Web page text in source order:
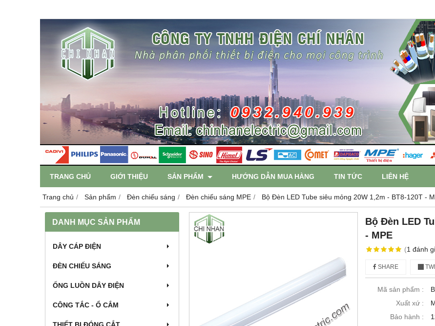
TRANG CHỦ GIỚI THIỆU SẢN PHẨM HƯỚNG DẪN MUA HÀNG TIN TỨC LIÊN HỆ
Trang chủ Sản phẩm Đèn chiếu sáng Đèn chiếu sáng MPE Bộ Đèn LED Tube siêu mỏng 20W 1,2m - BT8-120T -
DANH MỤC SẢN PHẨM
DÂY CÁP ĐIỆN
ĐÈN CHIẾU SÁNG
ỐNG LUỒN DÂY ĐIỆN
CÔNG TẮC - Ổ CẮM
Bộ Đèn LED
- MPE
(1 đánh
SHARE
Mã sản phẩm :
Xuất xứ :
Bảo hành :